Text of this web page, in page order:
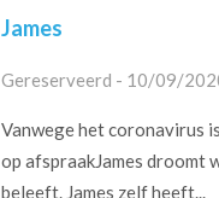
James
Gereserveerd - 10/09/
Vanwege het coronavirus
op afspraakJames droomt
beleeft. James zelf heeft...